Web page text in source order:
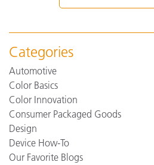
Categories
Automotive
Color Basics
Color Innovation
Consumer Packaged Goods
Design
Device How-To
Our Favorite Blogs